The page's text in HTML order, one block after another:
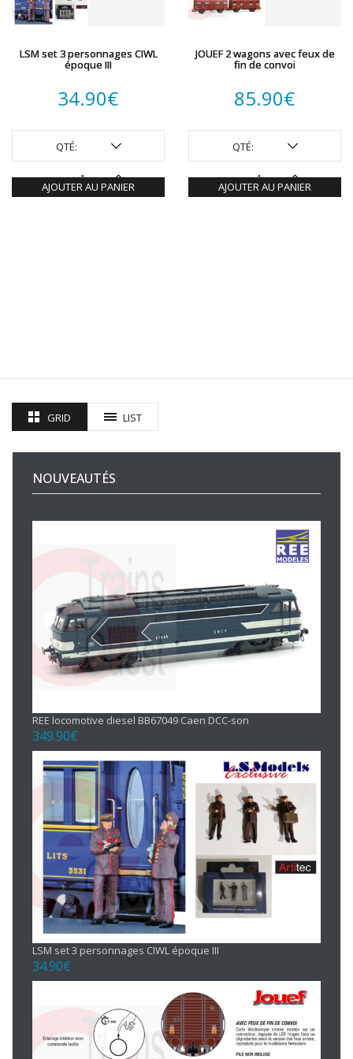
LSM set 3 personnages CIWL
époque III
34.90€
QTÉ:
AJOUTER AU PANIER
JOUEF 2 wagons avec feux de
fin de convoi
85.90€
QTÉ:
AJOUTER AU PANIER
GRID LIST
NOUVEAUTÉS
REE locomotive diesel BB67049 Caen DCC-son
349.90€
LSM set 3 personnages CIWL époque III
34.90€